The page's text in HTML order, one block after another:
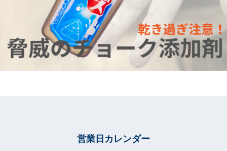
営業日カレンダー